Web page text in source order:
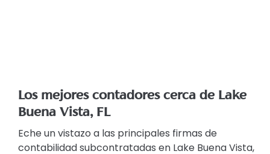
Los mejores contadores cerca de Lake
Buena Vista, FL
Eche un vistazo a las principales firmas de
contabilidad subcontratadas en Lake Buena Vista,